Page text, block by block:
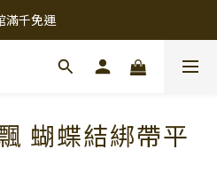
滿千免運
蝴蝶結綁帶平